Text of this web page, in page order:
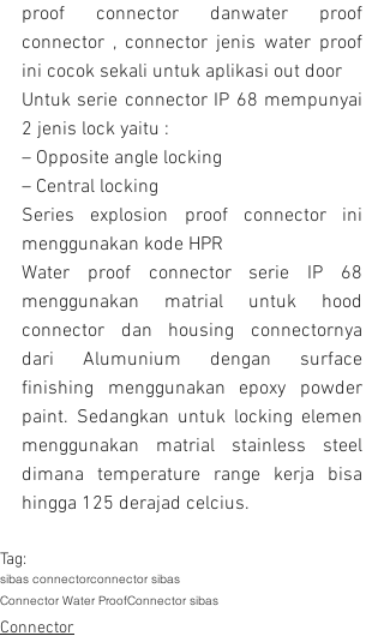
proof connector danwater proof
connector , connector jenis water proof
ini cocok sekali untuk aplikasi out door
Untuk serie connector IP 68 mempunyai
2 jenis lock yaitu :
– Opposite angle locking
– Central locking
Series explosion proof connector ini
menggunakan kode HPR
Water proof connector serie IP 68
menggunakan matrial untuk hood
connector dan housing connectornya
dari Alumunium dengan surface
finishing menggunakan epoxy powder
paint. Sedangkan untuk locking elemen
menggunakan matrial stainless steel
dimana temperature range kerja bisa
hingga 125 derajad celcius.
Tag:
sibas connectorconnector sibas
Connector Water ProofConnector sibas
Connector